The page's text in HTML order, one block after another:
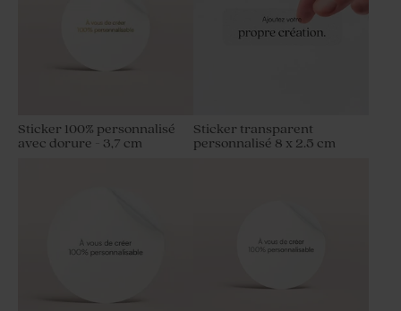
Sticker 100% personnalisé
avec dorure - 3,7 cm
Sticker transparent
personnalisé 8 x 2.5 cm